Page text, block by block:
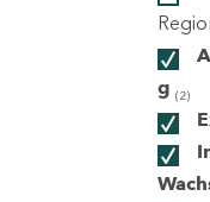
g (2)